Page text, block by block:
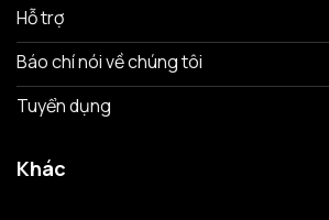
Hỗ trợ
Báo chí nói về chúng tôi
Tuyển dụng
Khác